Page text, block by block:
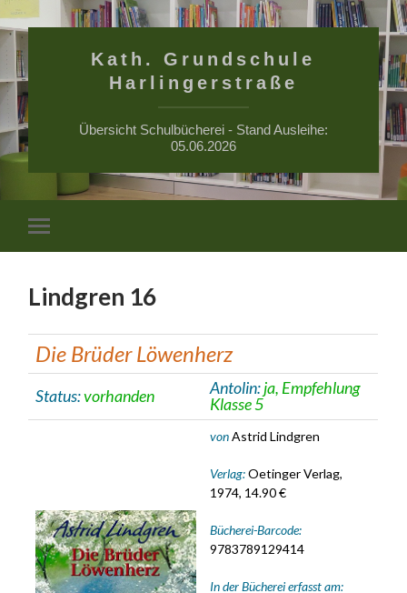
Kath. Grundschule
Harlingerstraße
Übersicht Schulbücherei - Stand Ausleihe:
05.06.2026
Mobile-
Menü
Lindgren 16
Die Brüder Löwenherz
Status:vorhanden Antolin:ja, Empfehlung
Klasse 5
vonAstrid Lindgren
Verlag:Oetinger Verlag,
1974, 14.90 €
Bücherei-Barcode:
9783789129414
In der Bücherei erfasst am: